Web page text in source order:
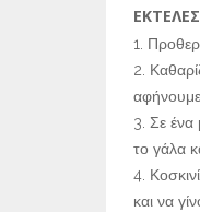
Σε ένα
το γάλα
και να